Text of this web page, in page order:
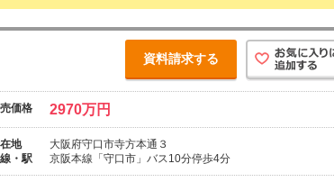
資料請求する
価格 2970万円
地
大阪府守口市寺方本通３
・駅
京阪本線「守口市」バス10分停歩4分